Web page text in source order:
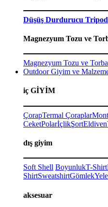
Düşüş Durdurucu
Magnezyum Tozu ve
Magnezyum Tozu ve
Outdoor Giyim ve
iç GİYİM
ÇorapTermal Çoraplar
CeketPolarİçlikŞortEldiven
dış giyim
Soft Shell BoyunlukT-Shirt
ShirtSweatshirtGömlek
aksesuar